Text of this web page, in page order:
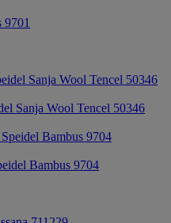
9701
Sanja Wool Tencel 50346
Bambus 9704